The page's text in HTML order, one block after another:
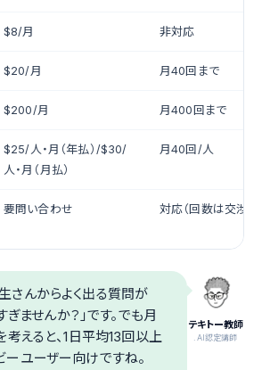
$8/月 非対応
$20/月 月40回まで
$200/月 月400回まで
$25/人・月（年払）/$30/
人・月（月払）
月40回/人
要問い合わせ 対応（回数は交渉次
テキトー教師
.AI認定講師
さんからよく出る質問が
ませんか？」です。でも月
えると、1日平均13回以上
ーユーザー向けですね。